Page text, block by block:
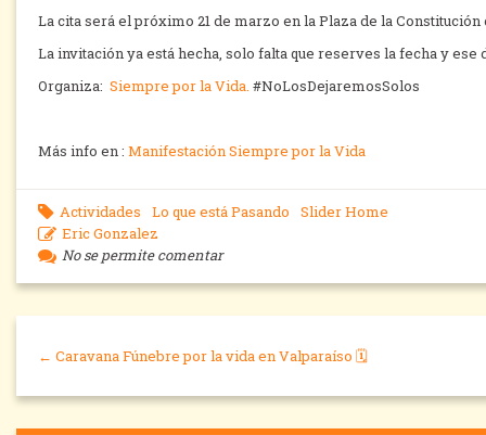
La cita será el próximo 21 de marzo en la Plaza de la Constitución
La invitación ya está hecha, solo falta que reserves la fecha y
Organiza: Siempre por la Vida. #NoLosDejaremosSolos
Más info en : Manifestación Siempre por la Vida
Actividades Lo que está Pasando
Slider Home
Eric Gonzalez
No se permite comentar
← Caravana Fúnebre por la vida en Valparaíso 🗓